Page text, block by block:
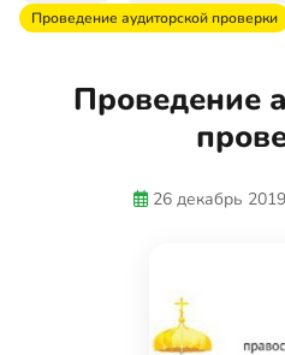
Проведение аудиторской проверки
Проведение
26 декабрь 2019